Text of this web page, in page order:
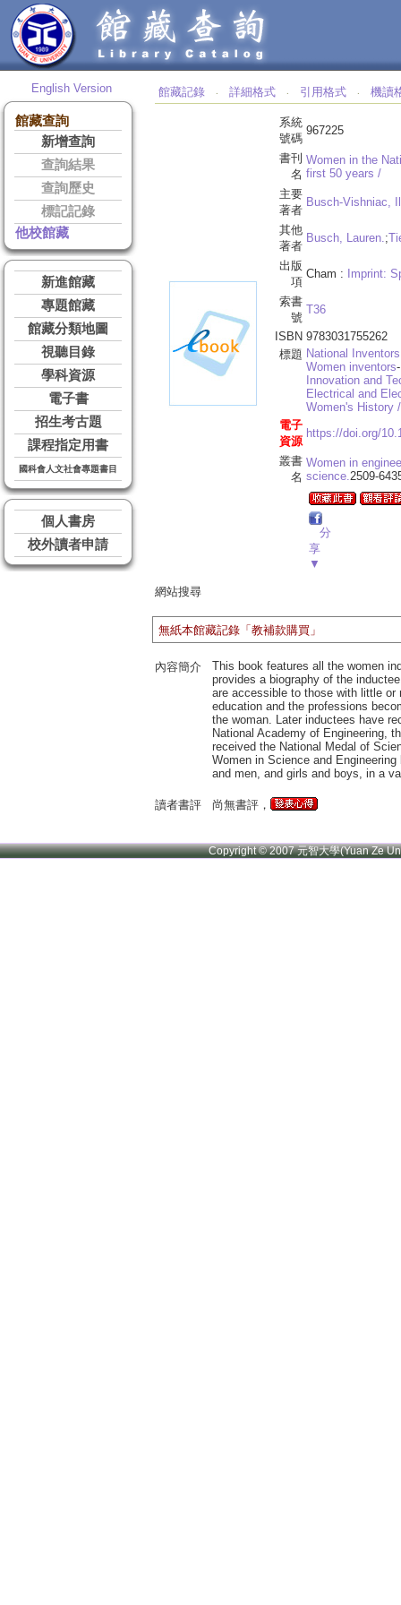
English Version
館藏查詢
新增查詢
查詢結果
查詢歷史
標記記錄
他校館藏
新進館藏
專題館藏
館藏分類地圖
視聽目錄
學科資源
電子書
招生考古題
課程指定用書
國科會人文社會專題書目
個人書房
校外讀者申請
館藏記錄 ‧ 詳細格式 ‧ 引用格式 ‧ 機讀
系統
號碼
967225
書刊
名
Women in the
first 50 years /
主要
著者
Busch-Vishniac,
其他
著者
Busch, Lauren.;
出版
項
Cham : Imprint:
索書
號
T36
ISBN 9783031755262
標題 National
Women inventors
Innovation and
Electrical and
Women's History
電子
資源
https://doi.org/
叢書
名
Women in
science.2509-
分
享
▼
網站搜尋
無紙本館藏記錄「教補款購買」
內容簡介
This book features all the women
provides a biography of the
are accessible to those with little or
education and the professions
the woman. Later inductees have
National Academy of Engineering,
received the National Medal of
Women in Science and
and men, and girls and boys, in a
讀者書評 尚無書評，
Copyright © 2007 元智大學(Yuan Ze